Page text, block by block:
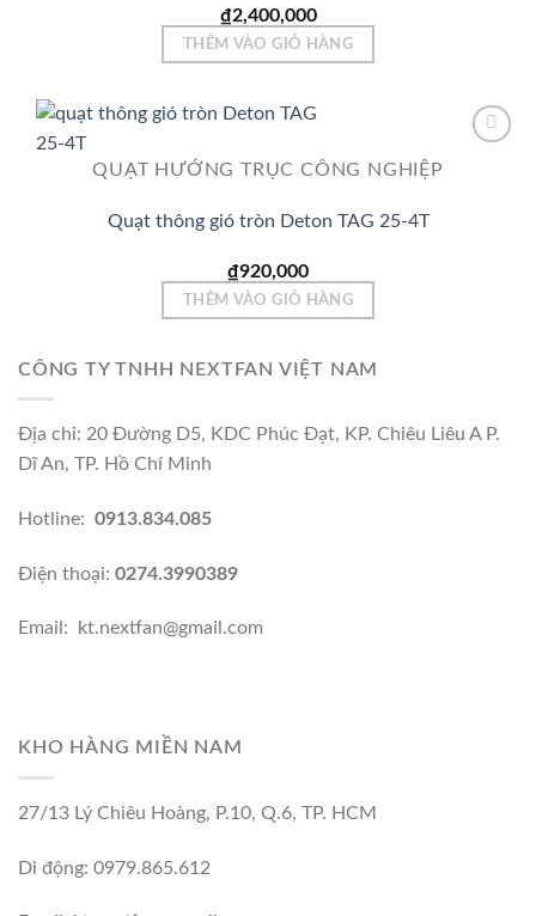
₫2,400,000
THÊM VÀO GIỎ HÀNG
QUẠT HƯỚNG TRỤC CÔNG NGHIỆP
Quạt thông gió tròn Deton TAG 25-4T
₫920,000
THÊM VÀO GIỎ HÀNG
CÔNG TY TNHH NEXTFAN VIỆT NAM
Địa chỉ: 20 Đường D5, KDC Phúc Đạt, KP. Chiêu Liêu A P.
Dĩ An, TP. Hồ Chí Minh
Hotline: 0913.834.085
Điện thoại: 0274.3990389
Email: kt.nextfan@gmail.com
KHO HÀNG MIỀN NAM
27/13 Lý Chiêu Hoàng, P.10, Q.6, TP. HCM
Di động: 0979.865.612